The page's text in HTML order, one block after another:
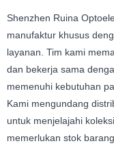
Shenzhen Ruina
manufaktur khusus
layanan. Tim kami
dan bekerja sama
memenuhi kebutuhan
Kami mengundang
untuk menjelajahi
memerlukan stok